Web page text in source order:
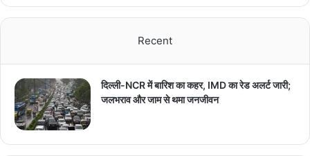
Recent
दिल्ली-NCR में बारिश का कहर, IMD का रेड अलर्ट जारी;
जलभराव और जाम से थमा जनजीवन